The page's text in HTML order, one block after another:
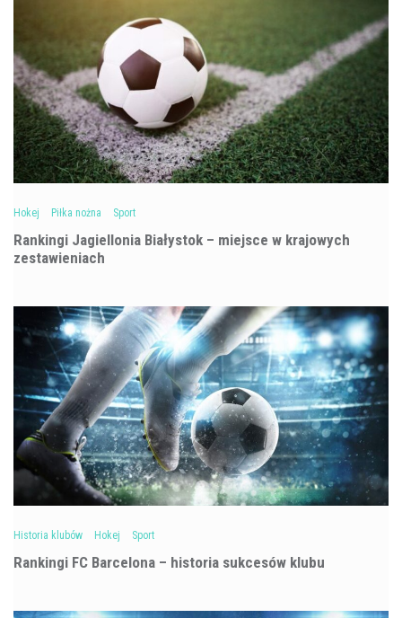
Hokej Piłka nożna Sport
Rankingi Jagiellonia Białystok – miejsce w krajowych
zestawieniach
Historia klubów Hokej Sport
Rankingi FC Barcelona – historia sukcesów klubu